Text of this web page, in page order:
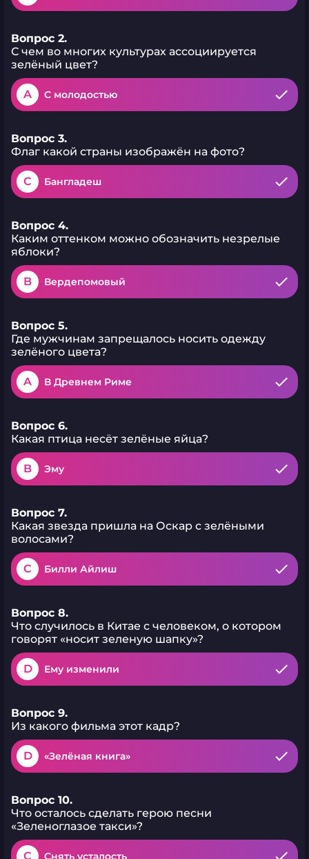
Вопрос 2.
С чем во многих культурах ассоциируется
зелёный цвет?
A С молодостью
Вопрос 3.
Флаг какой страны изображён на фото?
C Бангладеш
Вопрос 4.
Каким оттенком можно обозначить незрелые
яблоки?
B Вердепомовый
Вопрос 5.
Где мужчинам запрещалось носить одежду
зелёного цвета?
A В Древнем Риме
Вопрос 6.
Какая птица несёт зелёные яйца?
B Эму
Вопрос 7.
Какая звезда пришла на Оскар с зелёными
волосами?
C Билли Айлиш
Вопрос 8.
Что случилось в Китае с человеком, о котором
говорят «носит зеленую шапку»?
D Ему изменили
Вопрос 9.
Из какого фильма этот кадр?
D «Зелёная книга»
Вопрос 10.
Что осталось сделать герою песни
«Зеленоглазое такси»?
C Снять усталость